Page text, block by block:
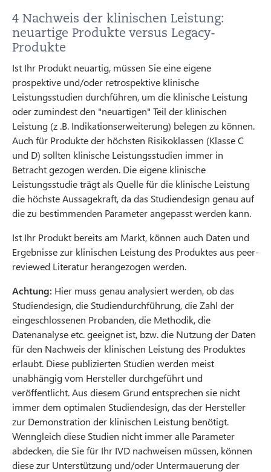
4 Nachweis der klinischen Leistung:
neuartige Produkte versus Legacy-
Produkte
Ist Ihr Produkt neuartig, müssen Sie eine eigene
prospektive und/oder retrospektive klinische
Leistungsstudien durchführen, um die klinische Leistung
oder zumindest den "neuartigen" Teil der klinischen
Leistung (z .B. Indikationserweiterung) belegen zu können.
Auch für Produkte der höchsten Risikoklassen (Klasse C
und D) sollten klinische Leistungsstudien immer in
Betracht gezogen werden. Die eigene klinische
Leistungsstudie trägt als Quelle für die klinische Leistung
die höchste Aussagekraft, da das Studiendesign genau auf
die zu bestimmenden Parameter angepasst werden kann.
Ist Ihr Produkt bereits am Markt, können auch Daten und
Ergebnisse zur klinischen Leistung des Produktes aus peer-
reviewed Literatur herangezogen werden.
Achtung: Hier muss genau analysiert werden, ob das
Studiendesign, die Studiendurchführung, die Zahl der
eingeschlossenen Probanden, die Methodik, die
Datenanalyse etc. geeignet ist, bzw. die Nutzung der Daten
für den Nachweis der klinischen Leistung des Produktes
erlaubt. Diese publizierten Studien werden meist
unabhängig vom Hersteller durchgeführt und
veröffentlicht. Aus diesem Grund entsprechen sie nicht
immer dem optimalen Studiendesign, das der Hersteller
zur Demonstration der klinischen Leistung benötigt.
Wenngleich diese Studien nicht immer alle Parameter
abdecken, die Sie für Ihr IVD nachweisen müssen, können
diese zur Unterstützung und/oder Untermauerung der